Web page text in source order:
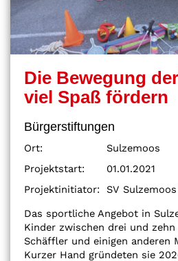
Die Bewegung
viel Spaß fördern
Bürgerstiftungen
Ort:
Sulzemoos
Projektstart:
01.01.2021
Projektinitiator:
SV Sulzemoos
Das sportliche Angebot in
Kinder zwischen drei und
Schäffler und einigen anderen
Kurzer Hand gründeten sie